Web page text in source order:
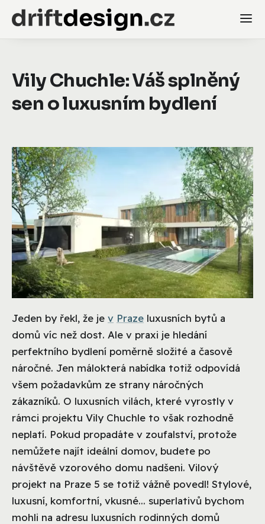
Vily Chuchle: Váš splněný
sen o luxusním bydlení
Jeden by řekl, že je v Praze luxusních bytů a
domů víc než dost. Ale v praxi je hledání
perfektního bydlení poměrně složité a časově
náročné. Jen málokterá nabídka totiž odpovídá
všem požadavkům ze strany náročných
zákazníků. O luxusních vilách, které vyrostly v
rámci projektu Vily Chuchle to však rozhodně
neplatí. Pokud propadáte v zoufalství, protože
nemůžete najít ideální domov, budete po
návštěvě vzorového domu nadšeni. Vilový
projekt na Praze 5 se totiž vážně povedl! Stylové,
luxusní, komfortní, vkusné... superlativů bychom
mohli na adresu luxusních rodinných domů